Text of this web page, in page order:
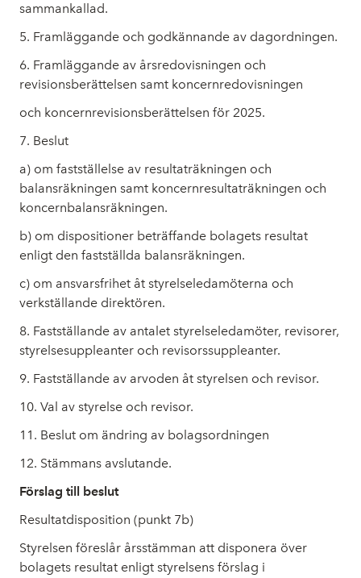
sammankallad.
5. Framläggande och godkännande av dagordningen.
6. Framläggande av årsredovisningen och
revisionsberättelsen samt koncernredovisningen
och koncernrevisionsberättelsen för 2025.
7. Beslut
a) om fastställelse av resultaträkningen och
balansräkningen samt koncernresultaträkningen och
koncernbalansräkningen.
b) om dispositioner beträffande bolagets resultat
enligt den fastställda balansräkningen.
c) om ansvarsfrihet åt styrelseledamöterna och
verkställande direktören.
8. Fastställande av antalet styrelseledamöter, revisorer,
styrelsesuppleanter och revisorssuppleanter.
9. Fastställande av arvoden åt styrelsen och revisor.
10. Val av styrelse och revisor.
11. Beslut om ändring av bolagsordningen
12. Stämmans avslutande.
Förslag till beslut
Resultatdisposition (punkt 7b)
Styrelsen föreslår årsstämman att disponera över
bolagets resultat enligt styrelsens förslag i